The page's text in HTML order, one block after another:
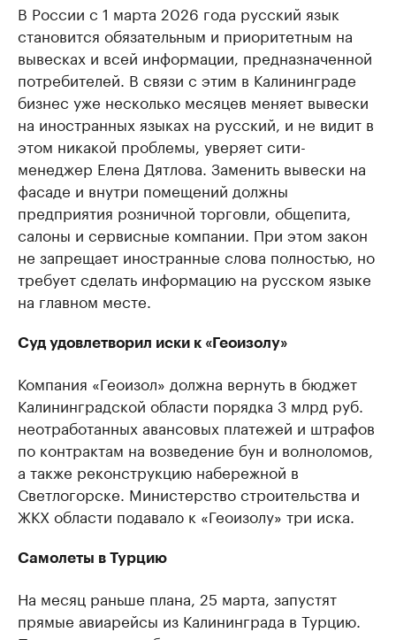
В России с 1 марта 2026 года русский язык
становится обязательным и приоритетным на
вывесках и всей информации, предназначенной
потребителей. В связи с этим в Калининграде
бизнес уже несколько месяцев меняет вывески
на иностранных языках на русский, и не видит в
этом никакой проблемы, уверяет сити-
менеджер Елена Дятлова. Заменить вывески на
фасаде и внутри помещений должны
предприятия розничной торговли, общепита,
салоны и сервисные компании. При этом закон
не запрещает иностранные слова полностью, но
требует сделать информацию на русском языке
на главном месте.
Суд удовлетворил иски к «Геоизолу»
Компания «Геоизол» должна вернуть в бюджет
Калининградской области порядка 3 млрд руб.
неотработанных авансовых платежей и штрафов
по контрактам на возведение бун и волноломов,
а также реконструкцию набережной в
Светлогорске. Министерство строительства и
ЖКХ области подавало к «Геоизолу» три иска.
Самолеты в Турцию
На месяц раньше плана, 25 марта, запустят
прямые авиарейсы из Калининграда в Турцию.